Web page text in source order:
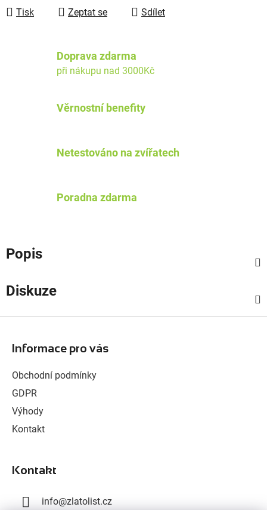
Tisk Zeptat se Sdílet
Doprava zdarma
při nákupu nad 3000Kč
Věrnostní benefity
Netestováno na zvířatech
Poradna zdarma
Popis
Diskuze
Informace pro vás
Obchodní podmínky
GDPR
Výhody
Kontakt
Kontakt
info@zlatolist.cz